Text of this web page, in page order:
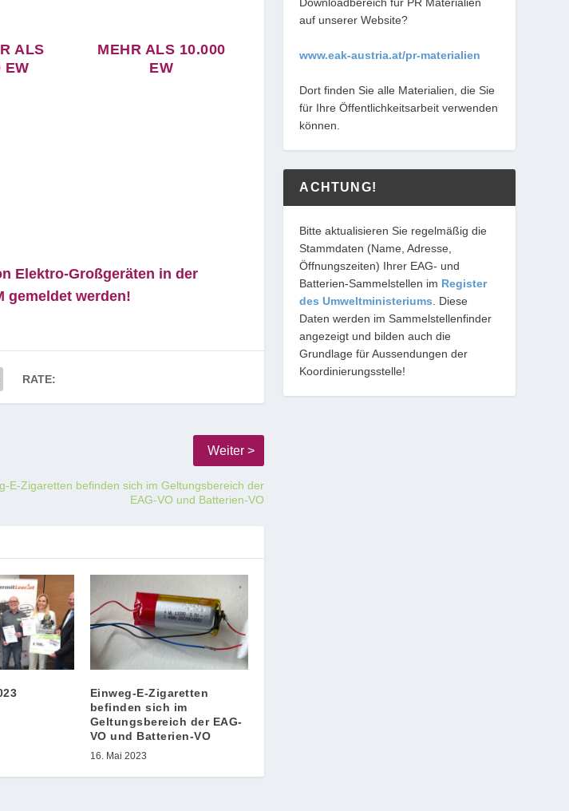
ALS
EW
MEHR ALS 10.000
EW
Elektro-Großgeräten in der
gemeldet werden!
RATE:
E-Zigaretten befinden sich im Geltungsbereich der
EAG-VO und Batterien-VO
Einweg-E-Zigaretten
befinden sich im
Geltungsbereich der EAG-
VO und Batterien-VO
16. Mai 2023
auf unserer Website?
www.eak-austria.at/pr-materialien
Dort finden Sie alle Materialien, die Sie
für Ihre Öffentlichkeitsarbeit verwenden
können.
ACHTUNG!
Bitte aktualisieren Sie regelmäßig die
Stammdaten (Name, Adresse,
Öffnungszeiten) Ihrer EAG- und
Batterien-Sammelstellen im Register
des Umweltministeriums. Diese
Daten werden im Sammelstellenfinder
angezeigt und bilden auch die
Grundlage für Aussendungen der
Koordinierungsstelle!